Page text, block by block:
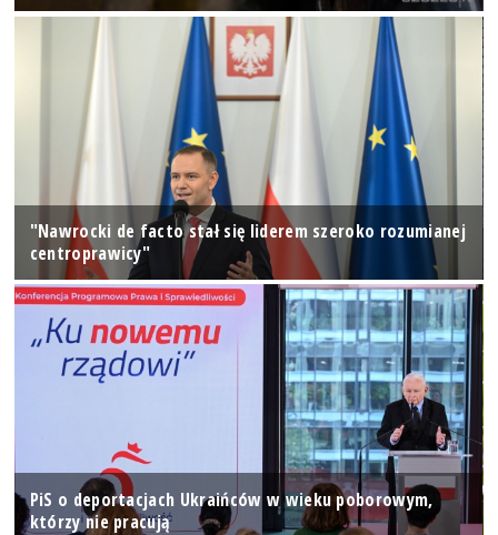
"Nawrocki de facto stał się liderem szeroko rozumianej
centroprawicy"
PiS o deportacjach Ukraińców w wieku poborowym,
którzy nie pracują